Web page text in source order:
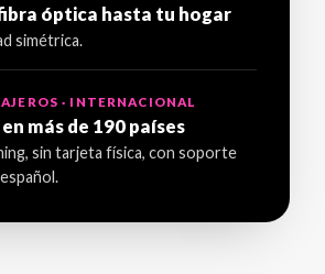
óptica hasta tu hogar
simétrica.
· INTERNACIONAL
más de 190 países
sin tarjeta física, con soporte